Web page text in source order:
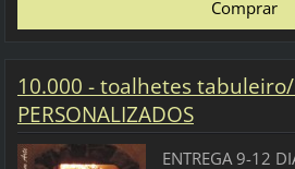
10.000 - toalhetes
PERSONALIZADOS
ENTREGA 9-12